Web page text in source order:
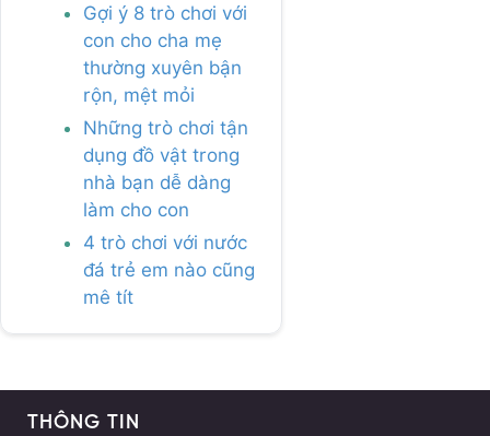
Gợi ý 8 trò chơi với
con cho cha mẹ
thường xuyên bận
rộn, mệt mỏi
Những trò chơi tận
dụng đồ vật trong
nhà bạn dễ dàng
làm cho con
4 trò chơi với nước
đá trẻ em nào cũng
mê tít
THÔNG TIN